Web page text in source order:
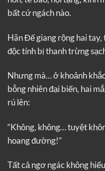
bất cứ ngách nào.
Hãn Đế giang rộng hai tay,
độc tính bị thanh trừng
Nhưng mà… ở khoảnh
bỗng nhiên đại biến, hai
rú lên:
“Không, không… tuyệt
hoang đường!”
Tất cả ngơ ngác không